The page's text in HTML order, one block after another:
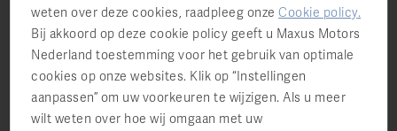
weten over deze cookies, raadpleeg onzeCookie policy.
Bij akkoord op deze cookie policy geeft u Maxus Motors
Nederland toestemming voor het gebruik van optimale
cookies op onze websites. Klik op “Instellingen
aanpassen” om uw voorkeuren te wijzigen. Als u meer
wilt weten over hoe wij omgaan met uw